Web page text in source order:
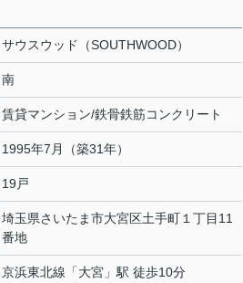
サウスウッド（SOUTHWOOD）
南
賃貸マンション/鉄骨鉄筋コンクリート
1995年7月（築31年）
19戸
埼玉県さいたま市大宮区土手町 １丁目11
番地
京浜東北線 「大宮 」駅 徒歩10分